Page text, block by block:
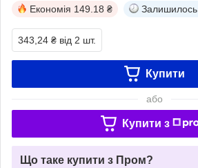
Економія 149.18 ₴ Залишилось
343,24 ₴ від 2 шт.
Купити
або
Купити з
Що таке купити з Пром?